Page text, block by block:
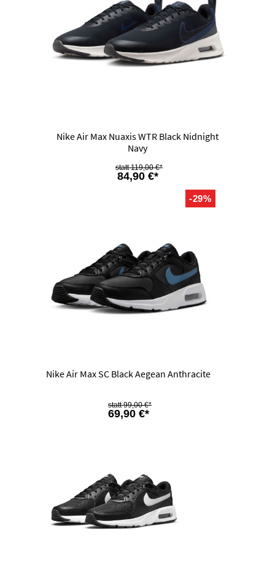
Nike Air Max Nuaxis WTR Black Nidnight
Navy
84,90 €*
119,00 €*
-29%
Nike Air Max SC Black Aegean Anthracite
69,90 €*
99,00 €*